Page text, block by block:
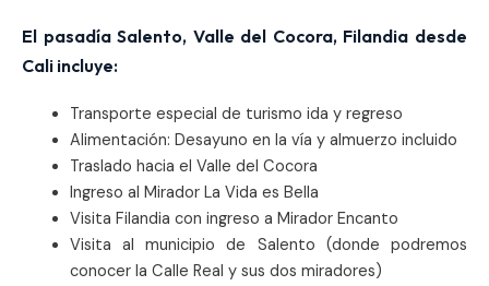
El pasadía Salento, Valle del Cocora, Filandia desde
Cali incluye:
Transporte especial de turismo ida y regreso
Alimentación: Desayuno en la vía y almuerzo incluido
Traslado hacia el Valle del Cocora
Ingreso al Mirador La Vida es Bella
Visita Filandia con ingreso a Mirador Encanto
Visita al municipio de Salento (donde podremos
conocer la Calle Real y sus dos miradores)